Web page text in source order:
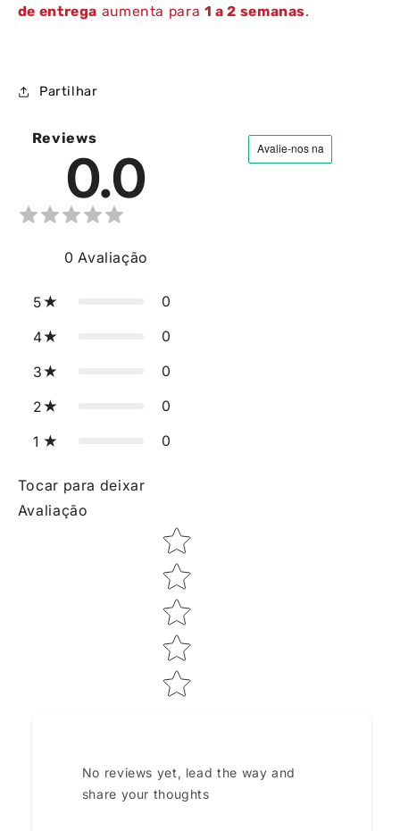
de entrega aumenta para 1 a 2 semanas.
Partilhar
Reviews
0.0
0 Avaliação
5 0
4 0
3 0
2 0
1 0
Tocar para deixar
Avaliação
Star rating
No reviews yet, lead the way and
share your thoughts